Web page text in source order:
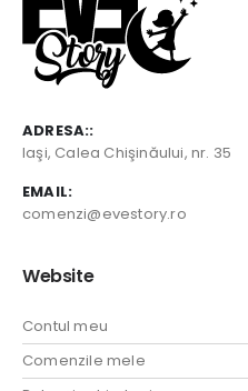
ADRESA::
Iaşi, Calea Chişinăului, nr. 35
EMAIL:
comenzi@evestory.ro
Website
Contul meu
Comenzile mele